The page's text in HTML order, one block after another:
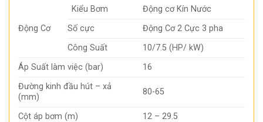
Động Cơ
Kiểu Bơm
Động cơ Kín Nước
Số cực
Động Cơ 2 Cực 3 pha
Công Suất
10/7.5 (HP/ kW)
Áp Suất làm việc (bar)
16
Đường kinh đầu hút – xả
(mm)
80-65
Cột áp bơm (m)
12 – 29.5